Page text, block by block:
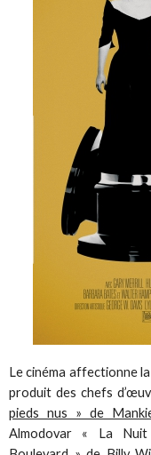
Le cinéma affectionne la
produit des chefs
pieds nus » de
Almodovar « La